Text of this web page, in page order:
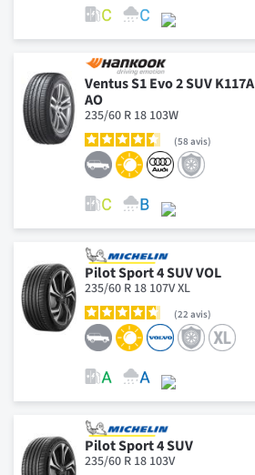
Ventus S1 Evo 2 SUV K117A
AO
235/60 R 18 103W
58 avis
Pilot Sport 4 SUV VOL
235/60 R 18 107V XL
22 avis
Pilot Sport 4 SUV
235/60 R 18 103V